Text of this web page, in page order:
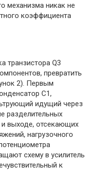
механизма никак не
коэффициента
транзистора Q3
превратить
2). Первым
С1,
идущий через
разделительных
выходе, отсекающих
нагрузочного
схему в усилитель
к